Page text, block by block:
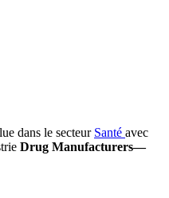
dans le secteur Santé avec
Drug Manufacturers—